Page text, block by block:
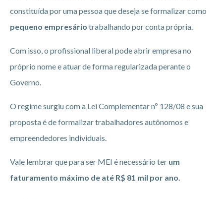
constituída por uma pessoa que deseja se formalizar como
pequeno empresário trabalhando por conta própria.
Com isso, o profissional liberal pode abrir empresa no
próprio nome e atuar de forma regularizada perante o
Governo.
O regime surgiu com a Lei Complementar nº 128/08 e sua
proposta é de formalizar trabalhadores autônomos e
empreendedores individuais.
Vale lembrar que para ser MEI é necessário ter um
faturamento máximo de até R$ 81 mil por ano.